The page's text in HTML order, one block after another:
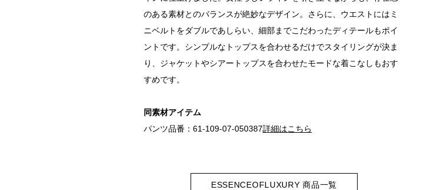
のある素材とのバランスが絶妙なデザイン。さらに、ウエストにはミ
ニベルトをダブルであしらい、細部までこだわったディテールもポイ
ントです。シンプルなトップスを合わせるだけでスタイリングが決ま
り、ジャケットやシアートップスを合わせたモードな着こなしもおす
すめです。
同素材アイテム
パンツ品番：61-109-07-050387詳細はこちら
ESSENCEOFLUXURY 商品一覧